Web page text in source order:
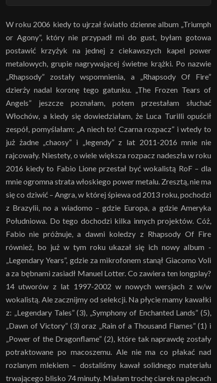
W roku 2006 kiedy to ujrzał światło dzienne album „Triumph
or Agony”, który nie przypadł mi do gust, byłam gotowa
postawić krzyżyk na jednej z ciekawszych kapel power
metalowych, grupie nagrywającej świetne krążki. Po nazwie
„Rhapsody” zostały wspomnienia, a „Rhapsody Of Fire”
dzierży nadal koronę tego gatunku. „The Frozen Tears of
Angels” jeszcze poznałam, potem przestałam słuchać
Włochów, a kiedy się dowiedziałam, że Luca Turilli opuścił
zespół, pomyślałam: „A niech to! Czarna rozpacz” i wtedy to
już żadne „chaosy” i „legendy” z lat 2011-2016 mnie nie
rajcowały. Niestety, o wiele większa rozpacz nadeszła w roku
2016 kiedy to Fabio Lione przestał być wokalistą RoF – dla
mnie ogromna strata włoskiego power metalu. Zresztą, nie ma
się co dziwić – Angra, w której śpiewa od 2013 roku, pochodzi
z Brazylii, no a wiadomo – gdzie Europa, a gdzie Ameryka
Południowa. Do tego dochodzi kilka innych projektów. Cóż,
Fabio nie próżnuje, a dawni koledzy z Rhapsody Of Fire
również, bo już w tym roku ukazał się ich nowy album -
„Legendary Years”, gdzie za mikrofonem stanął Giacomo Voli
a za bębnami zasiadł Manuel Lotter. Co zawiera ten longplay?
14 utworów z lat 1997-2002 w nowych wersjach z w/w
wokalistą. Ale zacznijmy od selekcji. Na płycie mamy kawałki
z: „Legendary Tales” (3), „Symphony of Enchanted Lands” (5),
„Dawn of Victory” (3) oraz „Rain of a Thousand Flames” (1) i
„Power of the Dragonflame” (2), które tak naprawdę zostały
potraktowane po macoszemu. Ale nie ma co płakać nad
rozlanym mlekiem – dostaliśmy kawał solidnego materiału
trwającego blisko 74 minuty. Miałam trochę ciarek na plecach